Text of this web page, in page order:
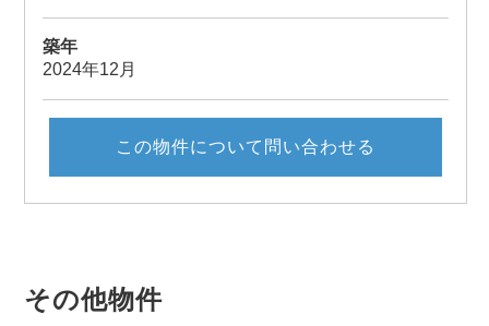
築年
2024年12月
この物件について問い合わせる
その他物件